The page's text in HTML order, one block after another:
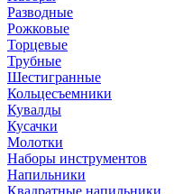
Разводные
Рожковые
Торцевые
Трубные
Шестигранные
Кольцесъемники
Кувалды
Кусачки
Молотки
Наборы инструментов
Напильники
Квадратные напильники